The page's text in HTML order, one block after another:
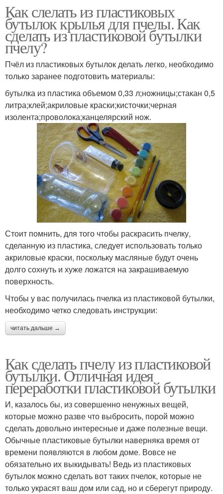
Как слелать из пластиковых
бутылок крылья для пчелы. Как
сделать из пластиковой бутылки
пчелу?
Пчёл из пластиковых бутылок делать легко, необходимо
только заранее подготовить материалы:
бутылка из пластика объемом 0,33 л;ножницы;стакан 0,5
литра;клей;акриловые краски;кисточки;черная
изолента;проволока;канцелярский нож.
Стоит помнить, для того чтобы раскрасить пчелку,
сделанную из пластика, следует использовать только
акриловые краски, поскольку масляные будут очень
долго сохнуть и хуже ложатся на закрашиваемую
поверхность.
Чтобы у вас получилась пчелка из пластиковой бутылки,
необходимо четко следовать инструкции:
читать дальше →
Как сделать пчелу из пластиковой
бутылки. Отличная идея
переработки пластиковой бутылки
И, казалось бы, из совершенно ненужных вещей,
которые можно разве что выбросить, порой можно
сделать довольно интересные и даже полезные вещи.
Обычные пластиковые бутылки наверняка время от
времени появляются в любом доме. Вовсе не
обязательно их выкидывать! Ведь из пластиковых
бутылок можно сделать вот таких пчелок, которые не
только украсят ваш дом или сад, но и сберегут природу.